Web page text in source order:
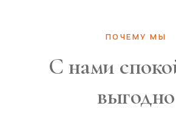
ПОЧЕМУ МЫ
С нами
выгодно